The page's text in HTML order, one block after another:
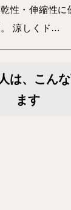
性・伸縮性に
涼しくド…
は、こん
ます